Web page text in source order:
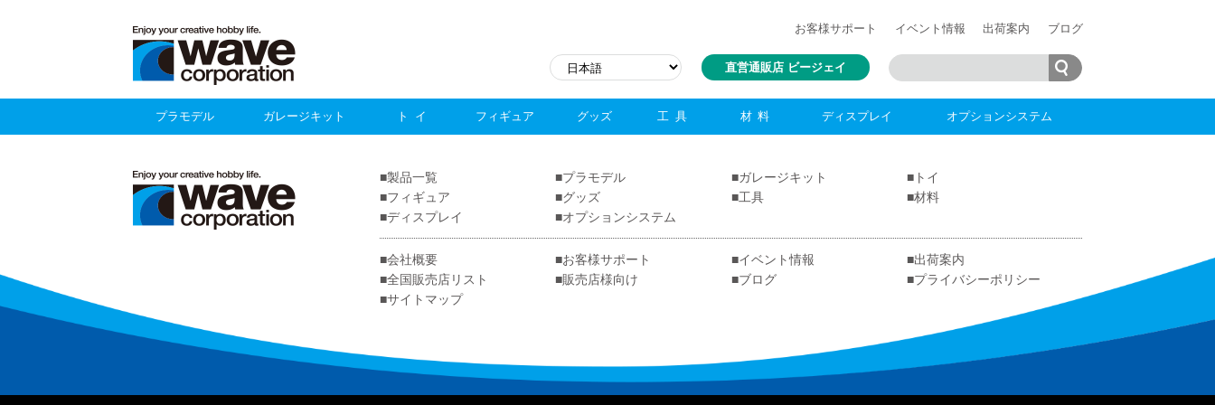
お客様サポート イベント情報 出荷案内 ブログ
直営通販店 ビージェイ
プラモデル ガレージキット トイ フィギュア グッズ 工具 材料 ディスプレイ オプションシステム
製品一覧 プラモデル ガレージキット
トイ
フィギュア
グッズ 工具
材料
ディスプレイ
オプションシステム
会社概要 お客様サポート イベント情報
出荷案内
全国販売店リスト
販売店様向け ブログ
プライバシーポリシー
サイトマップ